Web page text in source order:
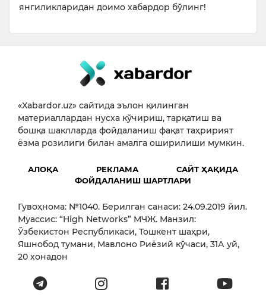
янгиликларидан доимо хабардор бўлинг!
«Xabardor.uz» сайтида эълон қилинган
материаллардан нусха кўчириш, тарқатиш ва
бошқа шаклларда фойдаланиш фақат таҳририят
ёзма розилиги билан амалга оширилиши мумкин.
АЛОҚА РЕКЛАМА
САЙТ ҲАҚИДА
ФОЙДАЛАНИШ ШАРТЛАРИ
Гувоҳнома: №1040. Берилган санаси: 24.09.2019 йил.
Муассис: “High Networks” МЧЖ. Манзил:
Ўзбекистон Республикаси, Тошкент шаҳри,
Яшнобод тумани, Мавлоно Риёзий кўчаси, 31А уй,
20 хонадон